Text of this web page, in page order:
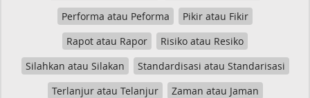
Performa atau Peforma
Pikir atau Fikir
Rapot atau Rapor
Risiko atau Resiko
Silahkan atau Silakan
Standardisasi atau Standarisasi
Terlanjur atau Telanjur
Zaman atau Jaman